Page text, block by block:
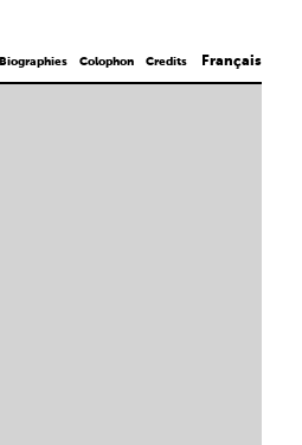
Biographies Colophon Credits Français